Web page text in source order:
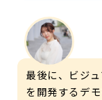
最後に、ビジ
を開発するデ